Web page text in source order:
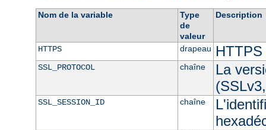
Nom de la variable
Type
de
valeur
Description
HTTPS drapeau
SSL_PROTOCOL chaîne
La
SSL_SESSION_ID chaîne